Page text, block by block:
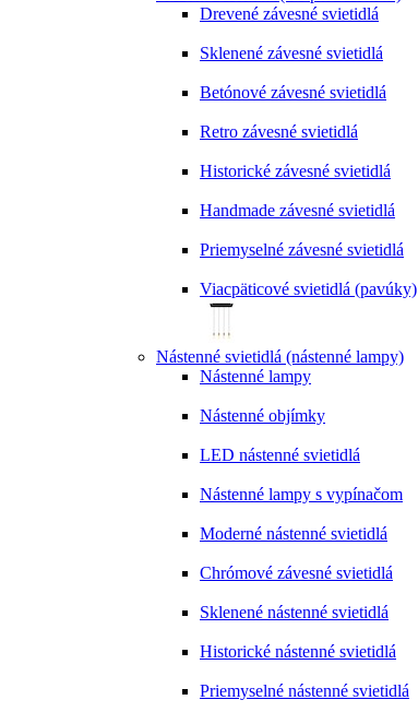
Drevené závesné svietidlá
Sklenené závesné svietidlá
Betónové závesné svietidlá
Retro závesné svietidlá
Historické závesné svietidlá
Handmade závesné svietidlá
Priemyselné závesné svietidlá
Viacpäticové svietidlá (pavúky)
Nástenné svietidlá (nástenné lampy)
Nástenné lampy
Nástenné objímky
LED nástenné svietidlá
Nástenné lampy s vypínačom
Moderné nástenné svietidlá
Chrómové závesné svietidlá
Sklenené nástenné svietidlá
Historické nástenné svietidlá
Priemyselné nástenné svietidlá